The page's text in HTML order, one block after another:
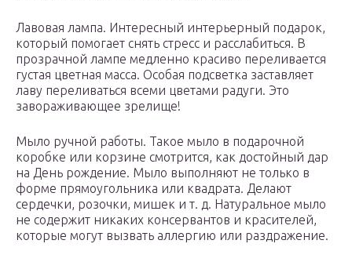
Лавовая лампа. Интересный интерьерный подарок,
который помогает снять стресс и расслабиться. В
прозрачной лампе медленно красиво переливается
густая цветная масса. Особая подсветка заставляет
лаву переливаться всеми цветами радуги. Это
завораживающее зрелище!
Мыло ручной работы. Такое мыло в подарочной
коробке или корзине смотрится, как достойный дар
на День рождение. Мыло выполняют не только в
форме прямоугольника или квадрата. Делают
сердечки, розочки, мишек и т. д. Натуральное мыло
не содержит никаких консервантов и красителей,
которые могут вызвать аллергию или раздражение.